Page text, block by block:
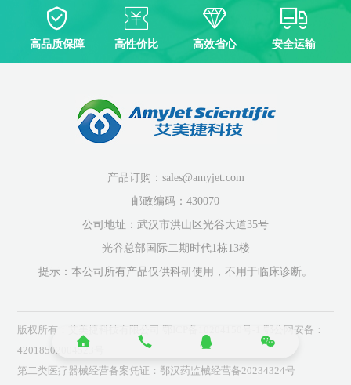
高品质保障 高性价比 高效省心 安全运输
产品订购：sales@amyjet.com
邮政编码：430070
公司地址：武汉市洪山区光谷大道35号
光谷总部国际二期时代1栋13楼
提示：本公司所有产品仅供科研使用，不用于临床诊断。
版权所有：艾美捷科技有限公司 鄂ICP备10204150号-1
鄂公网安备：
42018502004523号
第二类医疗器械经营备案凭证：鄂汉药监械经营备20234324号